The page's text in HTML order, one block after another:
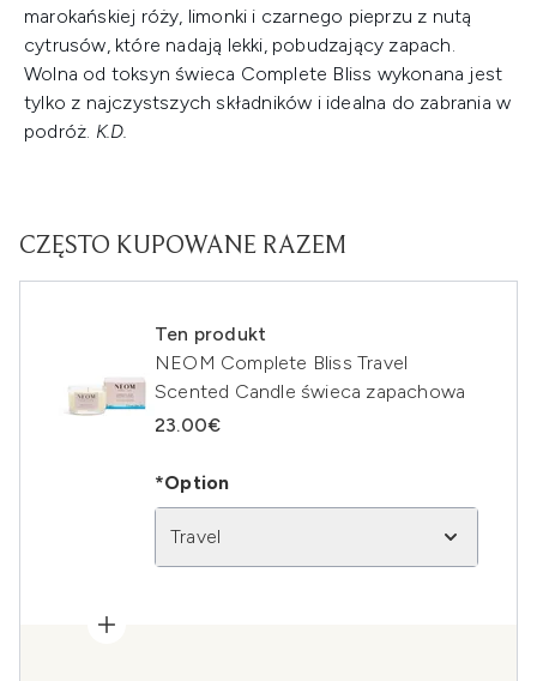
marokańskiej róży, limonki i czarnego pieprzu z nutą
cytrusów, które nadają lekki, pobudzający zapach.
Wolna od toksyn świeca Complete Bliss wykonana jest
tylko z najczystszych składników i idealna do zabrania w
podróż. K.D.
CZĘSTO KUPOWANE RAZEM
Ten produkt
NEOM Complete Bliss Travel
Scented Candle świeca zapachowa
23.00€
*Option
Travel